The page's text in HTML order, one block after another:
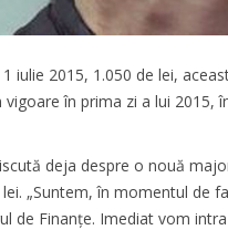
iulie 2015, 1.050 de lei,
în prima zi a lui 2015,
deja despre o nouă
„Suntem, în momentul de
de Finanţe. Imediat vom